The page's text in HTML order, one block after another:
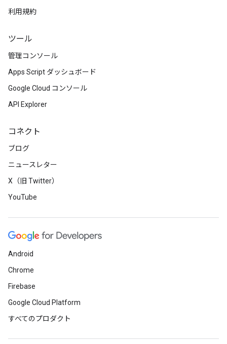
利用規約
ツール
管理コンソール
Apps Script ダッシュボード
Google Cloud コンソール
API Explorer
コネクト
ブログ
ニュースレター
X（旧 Twitter）
YouTube
Android
Chrome
Firebase
Google Cloud Platform
すべてのプロダクト